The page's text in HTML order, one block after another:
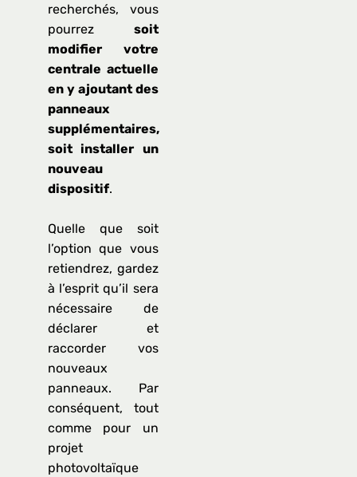
recherchés, vous
pourrez soit
modifier votre
centrale actuelle
en y ajoutant des
panneaux
supplémentaires,
soit installer un
nouveau
dispositif.
Quelle que soit
l’option que vous
retiendrez, gardez
à l’esprit qu’il sera
nécessaire de
déclarer et
raccorder vos
nouveaux
panneaux. Par
conséquent, tout
comme pour un
projet
photovoltaïque